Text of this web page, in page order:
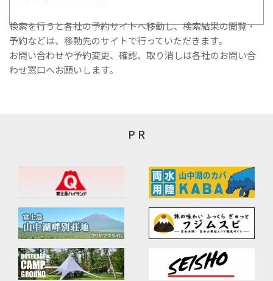
検索を行うと各社の予約サイトへ移動し、検索結果の閲覧・
予約などは、移動先のサイトで行っていただきます。
お問い合わせや予約変更、確認、取り消しは各社のお問い合
わせ窓口へお願いします。
P R